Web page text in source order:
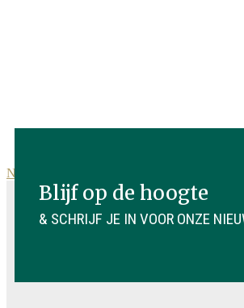
Naar nieuwsoverzicht
Blijf op de hoogte
& SCHRIJF JE IN VOOR ONZE